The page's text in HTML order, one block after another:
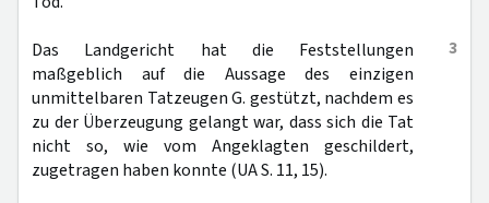
3
Das Landgericht hat die Feststellungen
maßgeblich auf die Aussage des einzigen
unmittelbaren Tatzeugen G. gestützt, nachdem es
zu der Überzeugung gelangt war, dass sich die Tat
nicht so, wie vom Angeklagten geschildert,
zugetragen haben konnte (UA S. 11, 15).